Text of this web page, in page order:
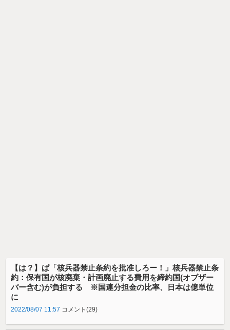
【は？】ぱ「核兵器禁止条約を批准しろー！」核兵器禁止条
約：保有国が核廃棄・計画廃止する費用を締約国(オブザー
バー含む)が負担する ※国連分担金の比率、日本は億単位
に
2022/08/07 11:57 コメント(29)